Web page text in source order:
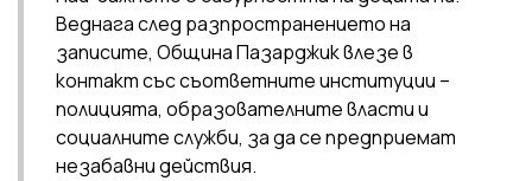
Веднага след разпространението на
записите, Община Пазарджик влезе в
контакт със съответните институции –
полицията, образователните власти и
социалните служби, за да се предприемат
незабавни действия.